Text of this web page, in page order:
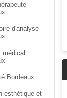
d'analyse
médical
Bordeaux
esthétique et